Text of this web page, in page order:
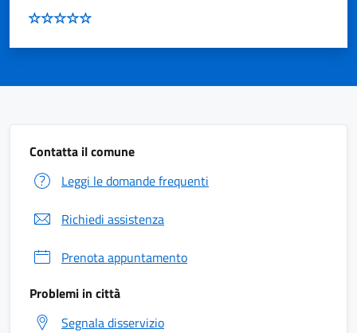
Contatta il comune
Leggi le domande frequenti
Richiedi assistenza
Prenota appuntamento
Problemi in città
Segnala disservizio